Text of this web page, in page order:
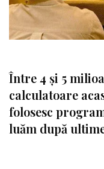
Între 4 și 5
calculatoare
folosesc
luăm după